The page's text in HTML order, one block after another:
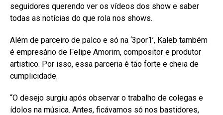
seguidores querendo ver os vídeos dos show e saber
todas as notícias do que rola nos shows.
Além de parceiro de palco e só na ‘3por1’, Kaleb também
é empresário de Felipe Amorim, compositor e produtor
artistico. Por isso, essa parceria é tão forte e cheia de
cumplicidade.
“O desejo surgiu após observar o trabalho de colegas e
ídolos na música. Antes, ficávamos só nos bastidores,